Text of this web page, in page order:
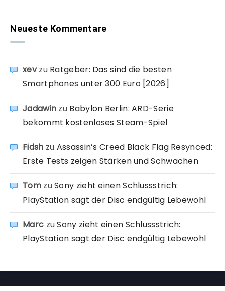
Neueste Kommentare
xevzu Ratgeber: Das sind die besten
Smartphones unter 300 Euro [2026]
Jadawin zu Babylon Berlin: ARD-Serie
bekommt kostenloses Steam-Spiel
Fidsh zu Assassin’s Creed Black Flag Resynced:
Erste Tests zeigen Stärken und Schwächen
TomzuSony zieht einen Schlussstrich:
PlayStation sagt der Disc endgültig Lebewohl
Marc zuSony zieht einen Schlussstrich:
PlayStation sagt der Disc endgültig Lebewohl